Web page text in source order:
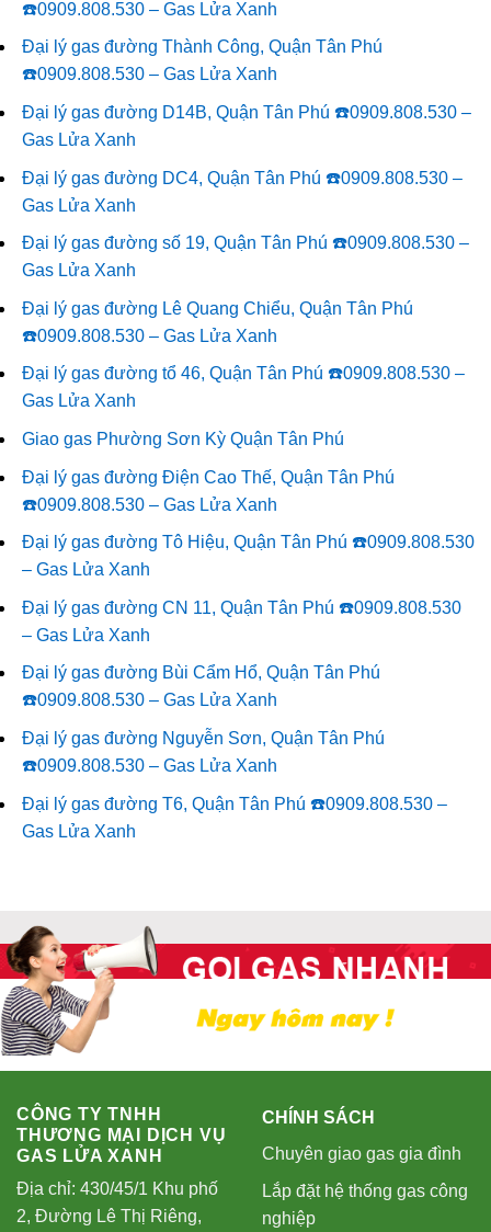
☎️0909.808.530 – Gas Lửa Xanh
Đại lý gas đường Thành Công, Quận Tân Phú
☎️0909.808.530 – Gas Lửa Xanh
Đại lý gas đường D14B, Quận Tân Phú ☎️0909.808.530 –
Gas Lửa Xanh
Đại lý gas đường DC4, Quận Tân Phú ☎️0909.808.530 –
Gas Lửa Xanh
Đại lý gas đường số 19, Quận Tân Phú ☎️0909.808.530 –
Gas Lửa Xanh
Đại lý gas đường Lê Quang Chiểu, Quận Tân Phú
☎️0909.808.530 – Gas Lửa Xanh
Đại lý gas đường tổ 46, Quận Tân Phú ☎️0909.808.530 –
Gas Lửa Xanh
Giao gas Phường Sơn Kỳ Quận Tân Phú
Đại lý gas đường Điện Cao Thế, Quận Tân Phú
☎️0909.808.530 – Gas Lửa Xanh
Đại lý gas đường Tô Hiệu, Quận Tân Phú ☎️0909.808.530
– Gas Lửa Xanh
Đại lý gas đường CN 11, Quận Tân Phú ☎️0909.808.530
– Gas Lửa Xanh
Đại lý gas đường Bùi Cẩm Hổ, Quận Tân Phú
☎️0909.808.530 – Gas Lửa Xanh
Đại lý gas đường Nguyễn Sơn, Quận Tân Phú
☎️0909.808.530 – Gas Lửa Xanh
Đại lý gas đường T6, Quận Tân Phú ☎️0909.808.530 –
Gas Lửa Xanh
CÔNG TY TNHH
THƯƠNG MẠI DỊCH VỤ
GAS LỬA XANH
Địa chỉ: 430/45/1 Khu phố
2, Đường Lê Thị Riêng,
CHÍNH SÁCH
Chuyên giao gas gia đình
Lắp đặt hệ thống gas công
nghiệp